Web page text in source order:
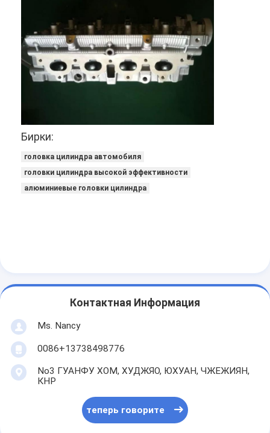
О нас
цилиндровый блок двигателя
Головка цилиндра двигателя
коленчатый вал двигателя
Бирки:
головка цилиндра автомобиля
головки цилиндра высокой эффективности
алюминиевые головки цилиндра
Контактная Информация
Ms. Nancy
0086+13738498776
No3 ГУАНФУ ХОМ, ХУДЖЯО, ЮХУАН, ЧЖЕЖИЯН,
КНР
теперь говорите